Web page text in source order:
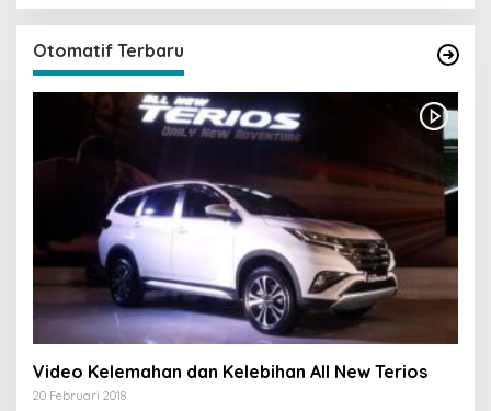
Otomatif Terbaru
Video Kelemahan dan Kelebihan All New Terios
20 Februari 2018